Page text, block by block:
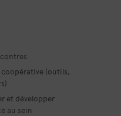
coopérative (outils,
et développer
au sein